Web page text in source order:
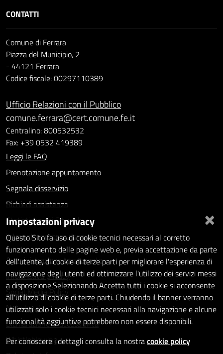
CONTATTI
Comune di Ferrara
Piazza del Municipio, 2
- 44121 Ferrara
Codice fiscale: 00297110389
Ufficio Relazioni con il Pubblico
comune.ferrara@cert.comune.fe.it
Centralino: 800532532
Fax: +39 0532 419389
Leggi le FAQ
Prenotazione appuntamento
Segnala disservizio
Richiedi assistenza
Statistiche dei Siti web
Intranet - accesso riservato
Amministrazione trasparente
Informativa privacy
Social Media Policy
Note legali
Dichiarazione di accessibilità
Whistleblowing
×
Impostazioni privacy
Questo Sito fa uso di cookie tecnici necessari al corretto
funzionamento delle pagine web e, previa accettazione da parte
dell'utente, di cookie di terze parti per migliorare l'esperienza di
navigazione degli utenti ed ottimizzare l'utilizzo dei servizi messi
a disposizione.Selezionando Accetta tutti i cookie si acconsente
all'utilizzo di cookie di terze parti. Chiudendo il banner verranno
utilizzati solo i cookie tecnici necessari alla navigazione e alcune
funzionalità aggiuntive potrebbero non essere disponibili.
Per conoscere i dettagli consulta la nostracookie policy